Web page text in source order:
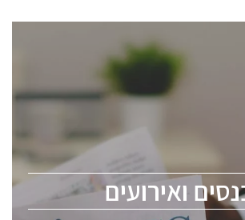
ואירועים
כנסים ואירועים
הסמיקונדקטור כולל מהנדסים,
ChipEx2026 will be held on May